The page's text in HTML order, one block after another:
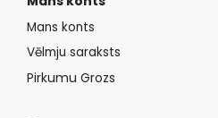
Mans konts
Vēlmju saraksts
Pirkumu Grozs